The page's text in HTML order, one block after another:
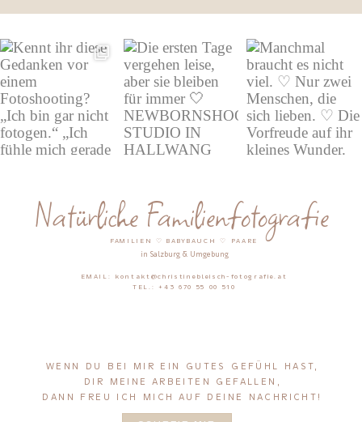
WENN DU BEI MIR EIN GUTES GEFÜHL HAST,
DIR MEINE ARBEITEN GEFALLEN,
DANN FREU ICH MICH AUF DEINE NACHRICHT!
Natürliche Familienfotografie
FAMILIEN♡ BABYBAUCH ♡ PAARE
in Salzburg & Umgebung
EMAIL: kontakt@christinebleisch-fotografie.at
TEL.: +43 670 55 00 510